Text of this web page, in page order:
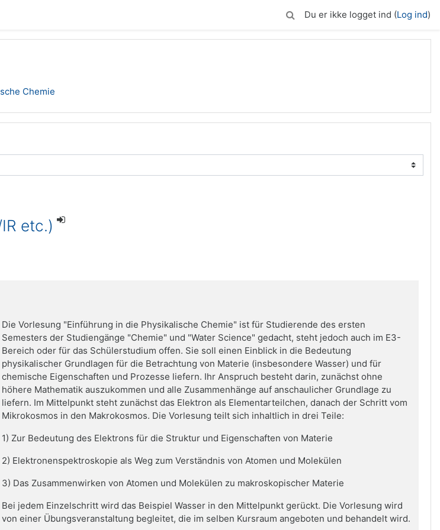
Du er ikke logget ind (Log ind)
Chemie
etc.)
Die Vorlesung "Einführung in die Physikalische Chemie" ist für Studierende des ersten
Semesters der Studiengänge "Chemie" und "Water Science" gedacht, steht jedoch auch im E3-
Bereich oder für das Schülerstudium offen. Sie soll einen Einblick in die Bedeutung
physikalischer Grundlagen für die Betrachtung von Materie (insbesondere Wasser) und für
chemische Eigenschaften und Prozesse liefern. Ihr Anspruch besteht darin, zunächst ohne
höhere Mathematik auszukommen und alle Zusammenhänge auf anschaulicher Grundlage zu
liefern. Im Mittelpunkt steht zunächst das Elektron als Elementarteilchen, danach der Schritt vom
Mikrokosmos in den Makrokosmos. Die Vorlesung teilt sich inhaltlich in drei Teile:
1) Zur Bedeutung des Elektrons für die Struktur und Eigenschaften von Materie
2) Elektronenspektroskopie als Weg zum Verständnis von Atomen und Molekülen
3) Das Zusammenwirken von Atomen und Molekülen zu makroskopischer Materie
Bei jedem Einzelschritt wird das Beispiel Wasser in den Mittelpunkt gerückt. Die Vorlesung wird
von einer Übungsveranstaltung begleitet, die im selben Kursraum angeboten und behandelt wird.